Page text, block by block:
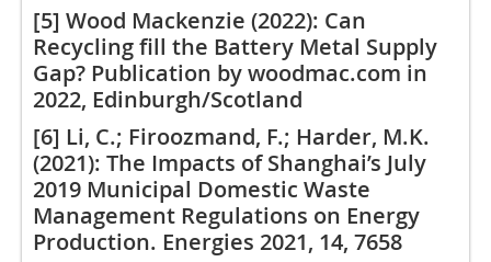
[5] Wood Mackenzie (2022): Can
Recycling fill the Battery Metal Supply
Gap? Publication by woodmac.com in
2022, Edinburgh/Scotland
[6] Li, C.; Firoozmand, F.; Harder, M.K.
(2021): The Impacts of Shanghai’s July
2019 Municipal Domestic Waste
Management Regulations on Energy
Production. Energies 2021, 14, 7658